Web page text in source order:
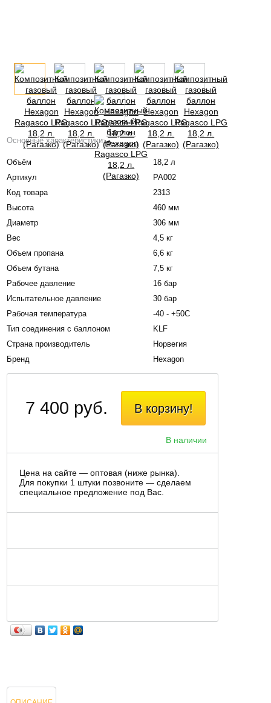
Основные характеристики:
Объём
18,2 л
Артикул
РА002
Код товара
2313
Высота
460 мм
Диаметр
306 мм
Вес
4,5 кг
Объем пропана
6,6 кг
Объем бутана
7,5 кг
Рабочее давление
16 бар
Испытательное давление
30 бар
Рабочая температура
-40 - +50С
Тип соединения с баллоном
KLF
Страна производитель
Норвегия
Бренд
Hexagon
В корзину!
В наличии
7 400 руб.
Цена на сайте — оптовая (ниже рынка).
Для покупки 1 штуки позвоните — сделаем
специальное предложение под Вас.